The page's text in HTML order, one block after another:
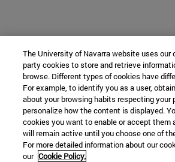
The University of Navarra website uses our
party cookies to store and retrieve
browse. Different types of cookies have
For example, to identify you as a user,
about your browsing habits respecting your
personalize how the content is displayed.
cookies you want to enable or accept them
will remain active until you choose one of
For more detailed information about our
our Cookie Policy.